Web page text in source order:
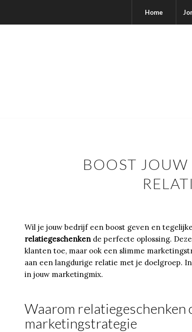
Home
BOOST
Wil je jouw bedrijf een boost geven en
relatiegeschenken de perfecte oplossing.
klanten toe, maar ook een slimme
aan een langdurige relatie met je doelgroep.
in jouw marketingmix.
Waarom relatiegeschenken
marketingstrategie